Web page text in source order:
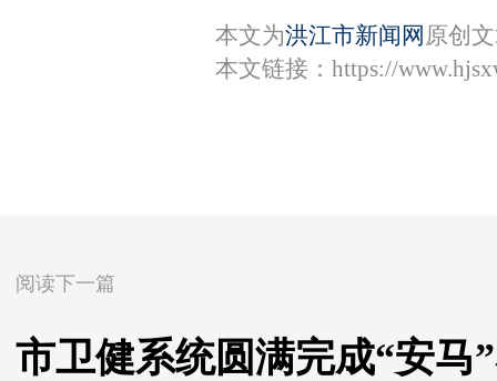
本文为洪江市新闻网 原创
本文链接： https://
阅读下一篇
市卫健系统圆满完成“安马